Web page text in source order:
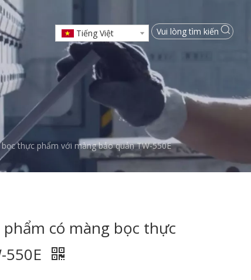
Tiếng Việt
thực phẩm với màng bảo quản TW-550E
có màng bọc thực
550E